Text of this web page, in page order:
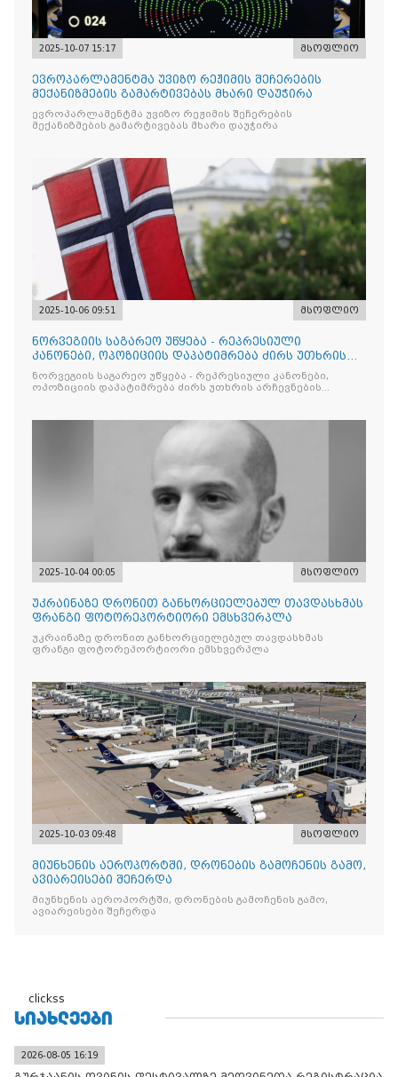
2025-10-07 15:17 მსოფლიო
ევროპარლამენტმა უვიზო რეჟიმის შეჩერების
მექანიზმების გამარტივებას მხარი დაუჭირა
ევროპარლამენტმა უვიზო რეჟიმის შეჩერების
მექანიზმების გამარტივებას მხარი დაუჭირა
2025-10-06 09:51 მსოფლიო
ნორვეგიის საგარეო უწყება - რეპრესიული
კანონები, ოპოზიციის დაპატიმრება ძირს უთხრის
არჩევნების ნდობას
ნორვეგიის საგარეო უწყება - რეპრესიული კანონები,
ოპოზიციის დაპატიმრება ძირს უთხრის არჩევნების
2025-10-04 00:05 მსოფლიო
უკრაინაზე დრონით განხორციელებულ თავდასხმას
ფრანგი ფოტორეპორტიორი ემსხვერპლა
უკრაინაზე დრონით განხორციელებულ თავდასხმას
ფრანგი ფოტორეპორტიორი ემსხვერპლა
2025-10-03 09:48 მსოფლიო
მიუნხენის აეროპორტში, დრონების გამოჩენის გამო,
ავიარეისები შეჩერდა
მიუნხენის აეროპორტში, დრონების გამოჩენის გამო,
ავიარეისები შეჩერდა
clickss
ᲡᲘᲐᲮᲚᲔᲔᲑᲘ
2026-08-05 16:19